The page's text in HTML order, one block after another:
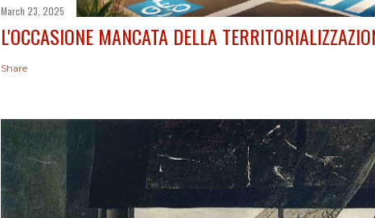
March 23, 2025
L'OCCASIONE MANCATA DELLA
Share